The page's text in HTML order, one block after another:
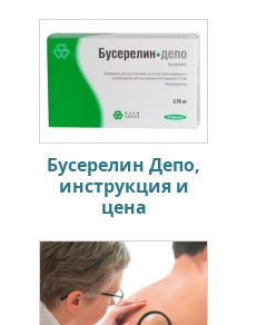
Бусерелин Депо,
инструкция и
цена